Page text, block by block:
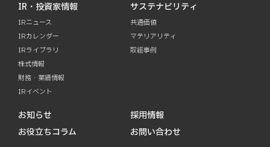
IR・投資家情報
IRニュース
IRカレンダー
IRライブラリ
株式情報
財務・業績情報
IRイベント
サステナビリティ
共通価値
マテリアリティ
取組事例
お知らせ
お役立ちコラム
採用情報
お問い合わせ